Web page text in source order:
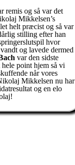
remis og så var det
Mikkelsen’s
helt præcist og så var
stilling efter han
hvor
og lavede dermed
var den sidste
point hjem så vi
når vores
Mikkelsen nu har
og en elo